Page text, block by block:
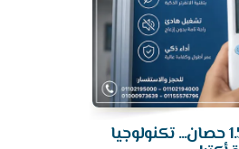
❄️✨ فريش إنفرتر إيليت 1.5 حصان... تكنولوجيا